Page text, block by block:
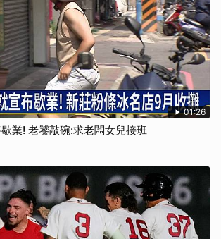
01:26
業! 老饕敲碗:求老闆女兒接班